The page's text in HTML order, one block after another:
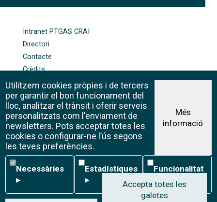
Intranet PTGAS CRAI
Directori
Contacte
Crèdits
Mapa web
Política de galetes
Avís legal
©CRAI Universitat de Barcelona
Creative Commons 4.0
Utilitzem cookies pròpies i de tercers
per garantir el bon funcionament del
lloc, analitzar el trànsit i oferir serveis
personalitzats com l'enviament de
newsletters. Pots acceptar totes les
cookies o configurar-ne l’ús segons
les teves preferències.
Més
informació
Necessàries
Necessàries
▸
Estadístiques
Estadístiques
▸
Funcionalitat
Funcionalitat
▸
Accepta totes les
galetes